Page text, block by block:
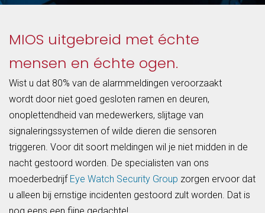
MIOS uitgebreid met échte
mensen en échte ogen.
Wist u dat 80% van de alarmmeldingen veroorzaakt
wordt door niet goed gesloten ramen en deuren,
onoplettendheid van medewerkers, slijtage van
signaleringssystemen of wilde dieren die sensoren
triggeren. Voor dit soort meldingen wil je niet midden in de
nacht gestoord worden. De specialisten van ons
moederbedrijf Eye Watch Security Group zorgen ervoor dat
u alleen bij ernstige incidenten gestoord zult worden. Dat is